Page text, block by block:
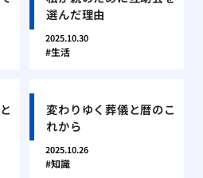
選んだ理由
2025.10.30
生活
変わりゆく葬儀と暦のこ
れから
2025.10.26
知識